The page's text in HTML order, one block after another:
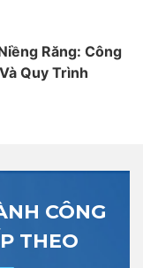
Răng: Công
Quy Trình
CÔNG
THEO